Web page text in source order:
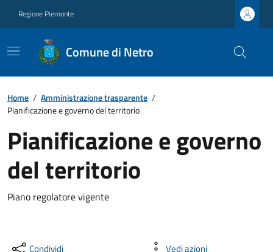
Regione Piemonte
Comune di Netro
Home / Amministrazione trasparente /
Pianificazione e governo del territorio
Pianificazione e governo
del territorio
Piano regolatore vigente
Condividi Vedi azioni